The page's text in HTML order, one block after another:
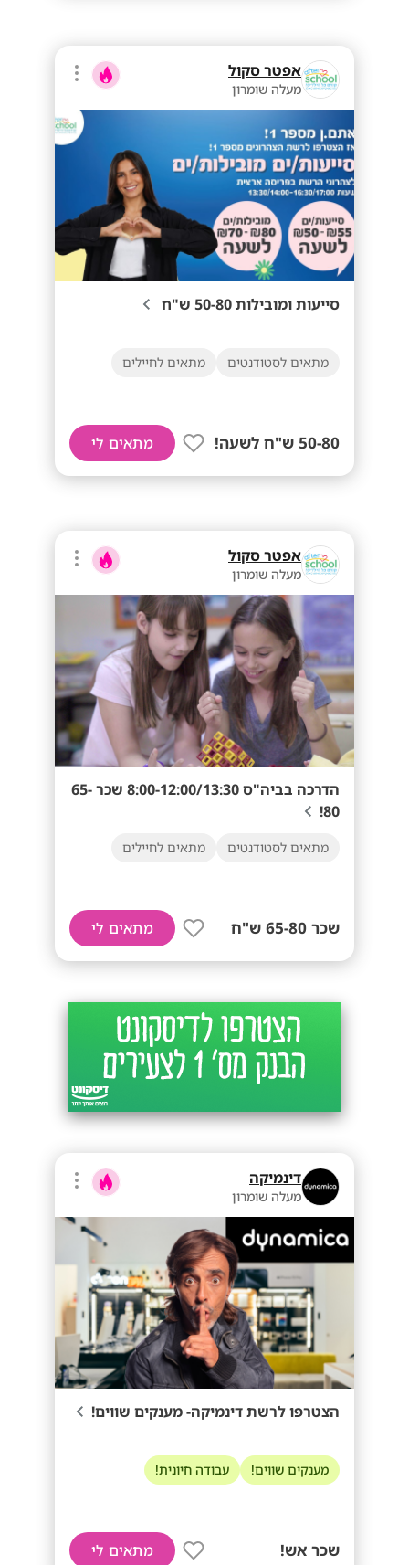
אפטר סקול
מעלה שומרון
סייעות ומובילות 50-80 ש"ח
מתאים לסטודנטים מתאים לחיילים
50-80 ש"ח לשעה! מתאים לי
אפטר סקול
מעלה שומרון
הדרכה בביה"ס 8:00-12:00/13:30 שכר 65-
80!
מתאים לסטודנטים מתאים לחיילים
שכר 65-80 ש"ח מתאים לי
דינמיקה
מעלה שומרון
הצטרפו לרשת דינמיקה- מענקים שווים!
מענקים שווים! עבודה חיונית!
שכר אש! מתאים לי